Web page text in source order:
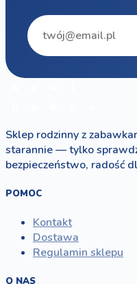
Sklep rodzinny z
starannie — tylko
bezpieczeństwo, radość
POMOC
Kontakt
Dostawa
Regulamin sklepu
O NAS